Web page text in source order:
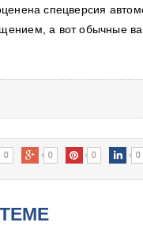
спецверсия
а вот обычные
0 0 0 0